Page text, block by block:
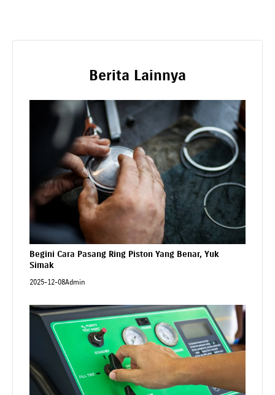
Berita Lainnya
Begini Cara Pasang Ring Piston Yang Benar, Yuk
Simak
2025-12-08Admin